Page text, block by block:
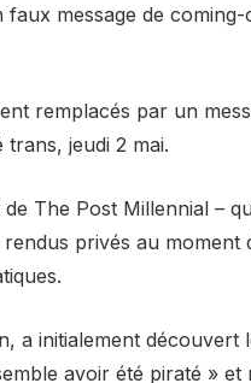
message de
remplacés par un
jeudi 2 mai.
The Post Millennial –
privés au moment
a initialement découvert
avoir été piraté »